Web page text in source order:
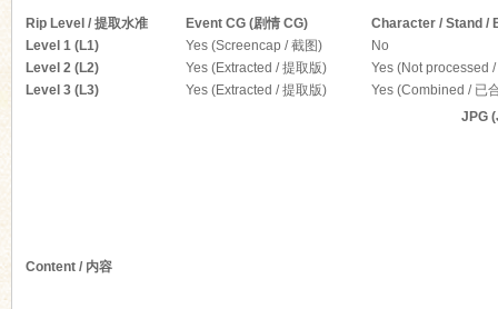
Rip Level / 提取水准 Event CG (剧情 CG)
Character / Stand /
Level 1 (L1)
Yes (Screencap / 截图)
No
Level 2 (L2)
Yes (Extracted / 提取版)
Yes (Not processed
Level 3 (L3)
Yes (Extracted / 提取版) Yes (Combined / 已
Content / 内容
JPG